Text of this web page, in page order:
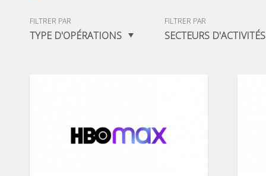
FILTRER PAR
TYPE D'OPÉRATIONS
FILTRER PAR
SECTEURS D'ACTIVITÉS